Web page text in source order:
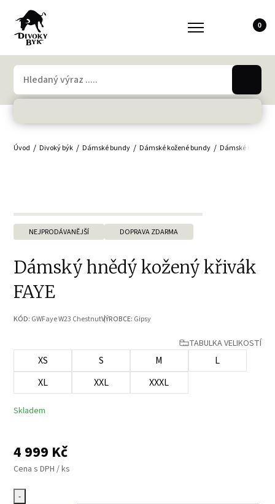
0
Úvod Divoký býk Dámské bundy Dámské kožené bundy Dámské křiváky
NEJPRODÁVANĚJŠÍ DOPRAVA ZDARMA
Dámský hnědý kožený křivák
FAYE
KÓD: GWFaye W23 ChestnutVÝROBCE: Gipsy
TABULKA VELIKOSTÍ
XS S M
L
XL
XXL XXXL
Skladem
4 999 Kč
Cena s DPH / ks
-